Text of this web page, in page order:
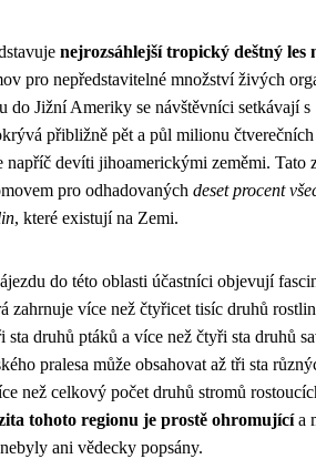
nejrozsáhlejší tropický deštný les
pro nepředstavitelné množství živých
do Jižní Ameriky se návštěvníci setkávají s
přibližně pět a půl milionu čtverečních
napříč devíti jihoamerickými zeměmi. Tato
pro odhadovaných deset procent
, které existují na Zemi.
do této oblasti účastníci objevují
zahrnuje více než čtyřicet tisíc druhů
druhů ptáků a více než čtyři sta druhů
pralesa může obsahovat až tři sta
než celkový počet druhů stromů
tohoto regionu je prostě ohromujícía
ani vědecky popsány.